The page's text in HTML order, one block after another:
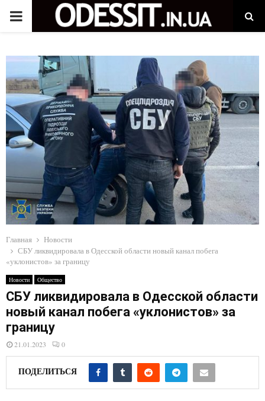
P
I
M
A
R
Y
M
E
N
U
Главная
Новости
СБУ ликвидировала в Одесской области новый канал побега
«уклонистов» за границу
Новости Общество
СБУ ликвидировала в Одесской области
новый канал побега «уклонистов» за
границу
21.01.2023 0
ПОДЕЛИТЬСЯ